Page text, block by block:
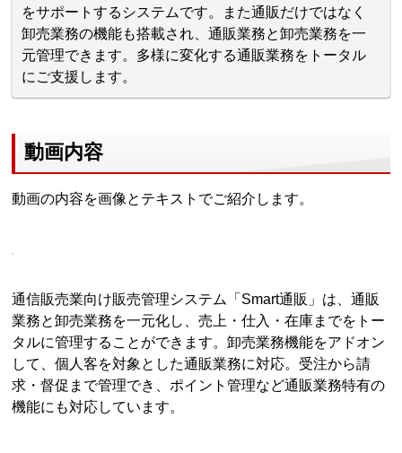
をサポートするシステムです。また通販だけではなく
卸売業務の機能も搭載され、通販業務と卸売業務を一
元管理できます。多様に変化する通販業務をトータル
にご支援します。
動画内容
動画の内容を画像とテキストでご紹介します。
通信販売業向け販売管理システム「Smart通販」は、通販
業務と卸売業務を一元化し、売上・仕入・在庫までをトー
タルに管理することができます。卸売業務機能をアドオン
して、個人客を対象とした通販業務に対応。受注から請
求・督促まで管理でき、ポイント管理など通販業務特有の
機能にも対応しています。